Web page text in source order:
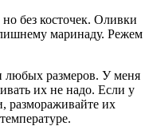
без косточек. Оливки
маринаду. Режем
любых размеров. У меня
их не надо. Если у
размораживайте их